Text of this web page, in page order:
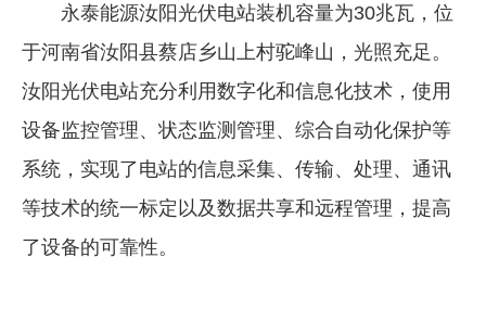
数字报永泰能源汝阳光伏电站装机容量为30兆瓦，位
于河南省汝阳县蔡店乡山上村驼峰山，光照充足。
汝阳光伏电站充分利用数字化和信息化技术，使用
设备监控管理、状态监测管理、综合自动化保护等
系统，实现了电站的信息采集、传输、处理、通讯
等技术的统一标定以及数据共享和远程管理，提高
了设备的可靠性。